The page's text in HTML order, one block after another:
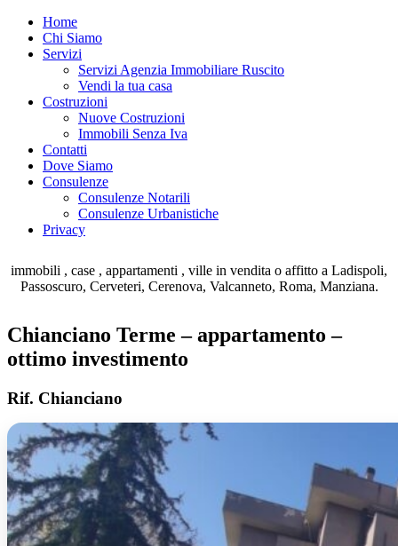
Home
Chi Siamo
Servizi
Servizi Agenzia Immobiliare Ruscito
Vendi la tua casa
Costruzioni
Nuove Costruzioni
Immobili Senza Iva
Contatti
Dove Siamo
Consulenze
Consulenze Notarili
Consulenze Urbanistiche
Privacy
immobili , case , appartamenti , ville in vendita o affitto a Ladispoli,
Passoscuro, Cerveteri, Cerenova, Valcanneto, Roma, Manziana.
Chianciano Terme – appartamento –
ottimo investimento
Rif. Chianciano